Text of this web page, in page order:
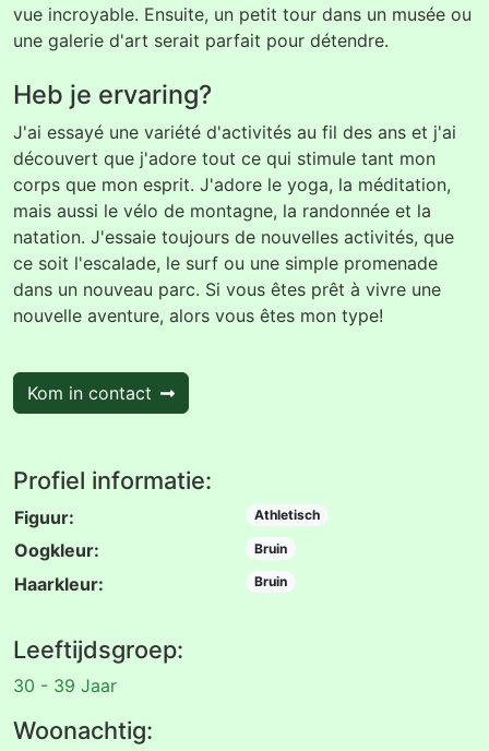
vue incroyable. Ensuite, un petit tour dans un musée ou
une galerie d'art serait parfait pour détendre.
Heb je ervaring?
J'ai essayé une variété d'activités au fil des ans et j'ai
découvert que j'adore tout ce qui stimule tant mon
corps que mon esprit. J'adore le yoga, la méditation,
mais aussi le vélo de montagne, la randonnée et la
natation. J'essaie toujours de nouvelles activités, que
ce soit l'escalade, le surf ou une simple promenade
dans un nouveau parc. Si vous êtes prêt à vivre une
nouvelle aventure, alors vous êtes mon type!
Kom in contact
Profiel informatie:
Figuur: Athletisch
Oogkleur: Bruin
Haarkleur: Bruin
Leeftijdsgroep:
30 - 39 Jaar
Woonachtig: